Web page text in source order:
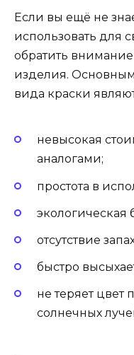
Если вы ещё не
использовать для
обратить
изделия.
вида краски
невысокая
аналогами;
простота в
экологическая
отсутствие
быстро
не теряет цвет
солнечных